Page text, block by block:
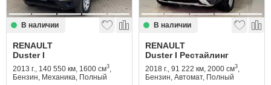
В наличии
RENAULT
Duster I
2013 г., 140 550 км, 1600 см3,
Бензин, Механика, Полный
В наличии
RENAULT
Duster I Рестайлинг
2018 г., 91 222 км, 2000 см3,
Бензин, Автомат, Полный